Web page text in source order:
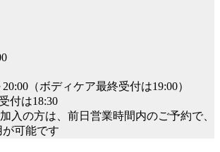
20:00（ボディケア最終受付は19:00）
付は18:30
入の方は、前日営業時間内のご予約で、
が可能です